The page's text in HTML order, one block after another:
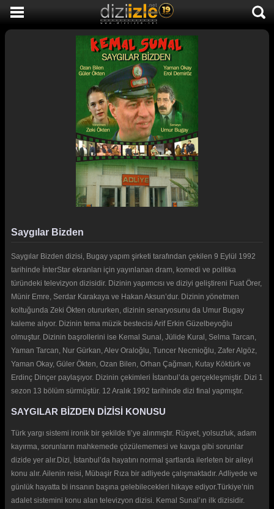
SON EKLENEN DİZİLER
GENÇLİK
DİZİ HABERLERİ
Saygılar Bizden
Saygılar Bizden dizisi, Bugay yapım şirketi tarafından çekilen 9 Eylül 1992
tarihinde İnterStar ekranları için yayınlanan dram, komedi ve politika
türündeki televizyon dizisidir. Dizinin yapımcısı ve diziyi geliştireni Fuat Örer,
Münir Emre, Serdar Karakaya ve Hakan Aksun’dur. Dizinin yönetmen
koltuğunda Zeki Ökten otururken, dizinin senaryosunu da Umur Bugay
kaleme alıyor. Dizinin tema müzik bestecisi Arif Erkin Güzelbeyoğlu
olmuştur. Dizinin başrollerini ise Kemal Sunal, Jülide Kural, Selma Tarcan,
Yaman Tarcan, Nur Gürkan, Alev Oraloğlu, Tuncer Necmioğlu, Zafer Algöz,
Yaman Okay, Güler Ökten, Ozan Bilen, Orhan Çağman, Kutay Köktürk ve
Erdinç Dinçer paylaşıyor. Dizinin çekimleri İstanbul’da gerçekleşmiştir. Dizi 1
sezon 13 bölüm sürmüştür. 12 Aralık 1992 tarihinde dizi final yapmıştır.
SAYGILAR BİZDEN DİZİSİ KONUSU
Türk yargı sistemi ironik bir şekilde ti’ye alınmıştır. Rüşvet, yolsuzluk, adam
kayırma, sorunların mahkemede çözülememesi ve kavga gibi sorunlar
dizide yer alır.Dizi, İstanbul’da hayatını normal şartlarda ilerleten bir aileyi
konu alır. Ailenin reisi, Mübaşir Rıza bir adliyede çalışmaktadır. Adliyede ve
günlük hayatta bi insanın başına gelebilecekleri hikaye ediyor.Türkiye’nin
adalet sistemini konu alan televizyon dizisi. Kemal Sunal’ın ilk dizisidir.